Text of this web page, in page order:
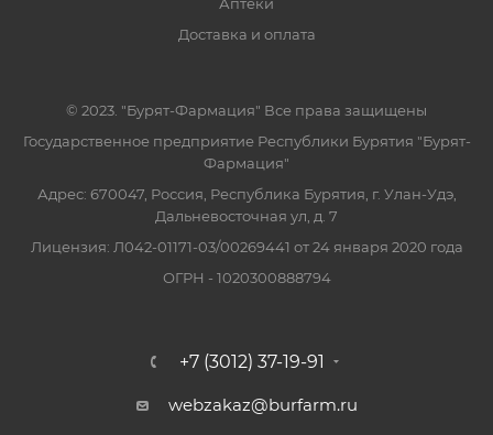
Доставка и оплата
© 2023. "Бурят-Фармация" Все права защищены
Государственное предприятие Республики Бурятия "Бурят-
Фармация"
Адрес: 670047, Россия, Республика Бурятия, г. Улан-Удэ,
Дальневосточная ул, д. 7
Лицензия: Л042-01171-03/00269441 от 24 января 2020 года
ОГРН - 1020300888794
+7 (3012) 37-19-91
webzakaz@burfarm.ru